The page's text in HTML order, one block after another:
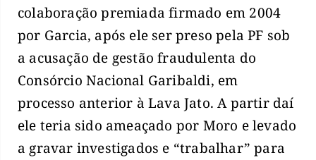
colaboração premiada firmado em 2004
por Garcia, após ele ser preso pela PF sob
a acusação de gestão fraudulenta do
Consórcio Nacional Garibaldi, em
processo anterior à Lava Jato. A partir daí
ele teria sido ameaçado por Moro e levado
a gravar investigados e “trabalhar” para